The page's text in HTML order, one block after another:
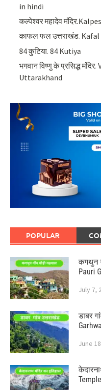
in hindi
कल्पेश्वर महादेव
काफल फल उत्तराखंड.
84 कुटिया. 84 Kutiya
भगवान विष्णु के प्रसिद्ध
Uttarakhand
POPULAR
कगथुन
Pauri
July 7,
डाबर
June